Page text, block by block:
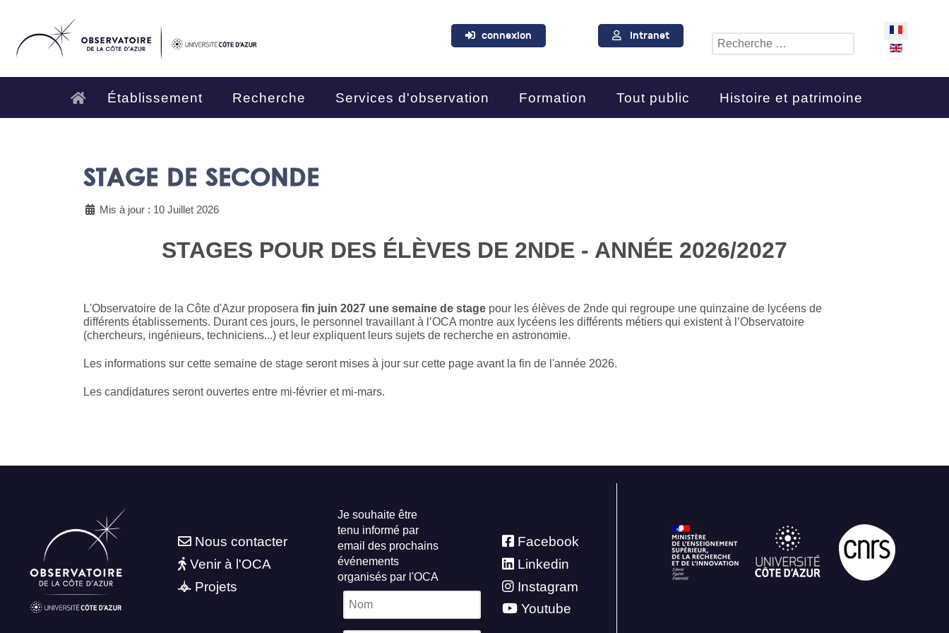
connexion Intranet Rechercher
Sélectionnez
Établissement Recherche Services d'observation Formation Tout public Histoire et patrimoine
STAGE DE SECONDE
Mis à jour : 10 Juillet 2026
STAGES POUR DES ÉLÈVES DE 2NDE - ANNÉE 2026/2027
L'Observatoire de la Côte d'Azur proposera fin juin 2027 une semaine de stage pour les élèves de 2nde qui regroupe une quinzaine de lycéens de
différents établissements. Durant ces jours, le personnel travaillant à l’OCA montre aux lycéens les différents métiers qui existent à l’Observatoire
(chercheurs, ingénieurs, techniciens...) et leur expliquent leurs sujets de recherche en astronomie.
Les informations sur cette semaine de stage seront mises à jour sur cette page avant la fin de l'année 2026.
Les candidatures seront ouvertes entre mi-février et mi-mars.
Nous contacter
Venir à l'OCA
Projets
Je souhaite être
tenu informé par
email des prochains
événements
organisés par l'OCA
Facebook
Linkedin
Instagram
Youtube